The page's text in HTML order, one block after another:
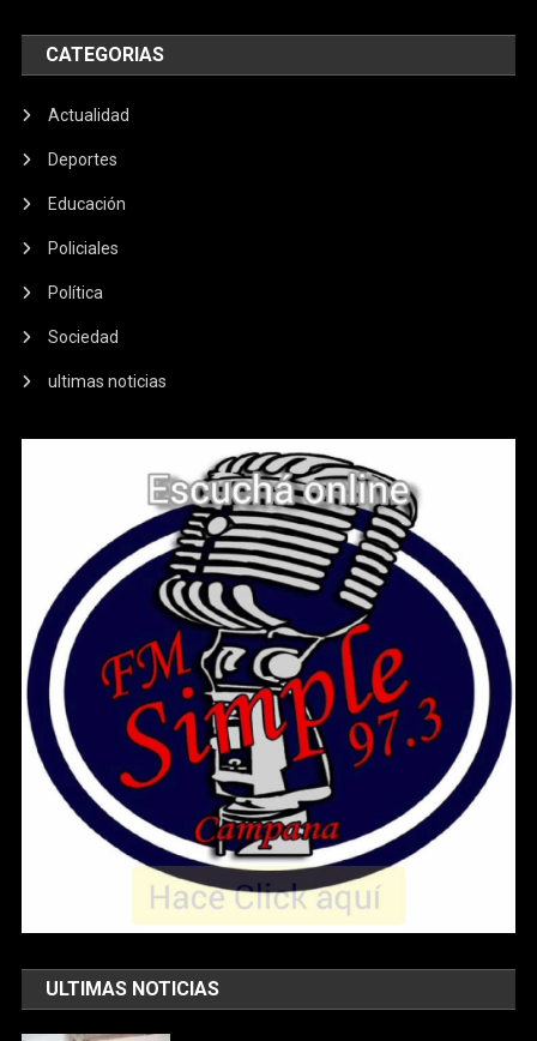
CATEGORIAS
Actualidad
Deportes
Educación
Policiales
Política
Sociedad
ultimas noticias
ULTIMAS NOTICIAS